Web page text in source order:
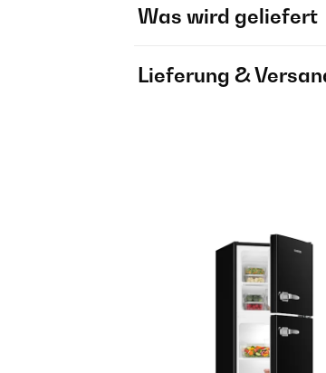
Was wird geliefert
Lieferung &